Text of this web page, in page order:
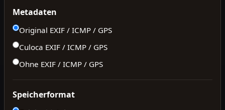
Metadaten
Original EXIF / ICMP / GPS
Culoca EXIF / ICMP / GPS
Ohne EXIF / ICMP / GPS
Speicherformat